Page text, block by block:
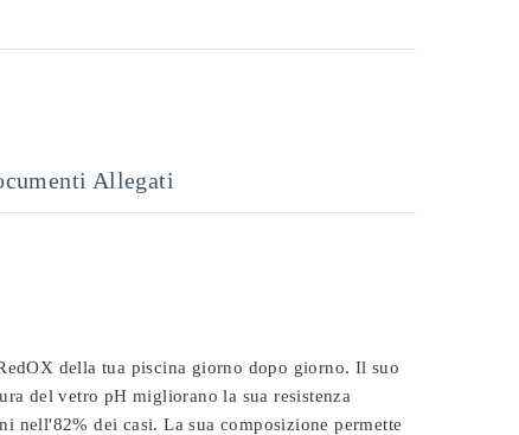
Allegati
della tua piscina giorno dopo giorno. Il suo
del vetro pH migliorano la sua resistenza
nell'82% dei casi. La sua composizione permette